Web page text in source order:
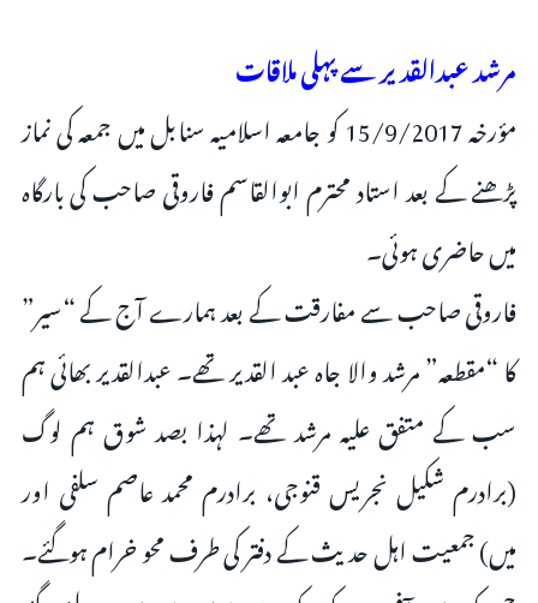
مرشد عبدالقدیر سے پہلی ملاقات
مؤرخہ 15/9/2017 کو جامعہ اسلامیہ سنابل میں جمعہ کی نماز
پڑھنے کے بعد استاد محترم ابوالقاسم فاروقی صاحب کی بارگاہ
میں حاضری ہوئی۔
فاروقی صاحب سے مفارقت کے بعد ہمارے آج کے “سیر”
کا “مقطعہ” مرشد والا جاہ عبد القدیر تھے۔ عبدالقدیر بھائی ہم
سب کے متفق علیہ مرشد تھے۔ لہذا بصد شوق ہم لوگ
(برادرم شکیل نجریس قنوجی، برادرم محمد عاصم سلفی اور
میں) جمعیت اہل حدیث کے دفتر کی طرف محو خرام ہوگئے۔